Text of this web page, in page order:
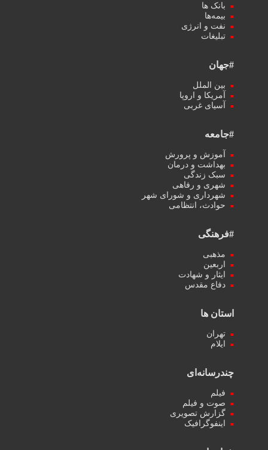
بانک ها
بیمه‌ها
نفت و انرژی
تبلیغات
#جهان
بین الملل
آمریکا و اروپا
آسیای غربی
#جامعه
آموزش و پرورش
بهداشت و درمان
سبک زندگی
شهری و رفاهی
شهرداری و شورای شهر
حوادث، انتظامی
#فرهنگی
مذهبی
اربعین
ایثار و شهادت
دفاع مقدس
استان ها
تهران
ایلام
چندرسانه‌ای
فیلم
صوت و فیلم
گزارش تصویری
اینفوگرافیک